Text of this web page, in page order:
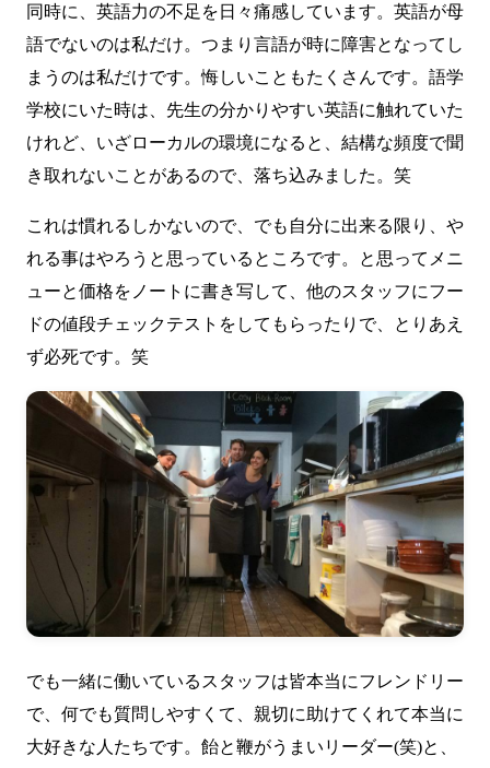
同時に、英語力の不足を日々痛感しています。英語が母
語でないのは私だけ。つまり言語が時に障害となってし
まうのは私だけです。悔しいこともたくさんです。語学
学校にいた時は、先生の分かりやすい英語に触れていた
けれど、いざローカルの環境になると、結構な頻度で聞
き取れないことがあるので、落ち込みました。笑
これは慣れるしかないので、でも自分に出来る限り、や
れる事はやろうと思っているところです。と思ってメニ
ューと価格をノートに書き写して、他のスタッフにフー
ドの値段チェックテストをしてもらったりで、とりあえ
ず必死です。笑
でも一緒に働いているスタッフは皆本当にフレンドリー
で、何でも質問しやすくて、親切に助けてくれて本当に
大好きな人たちです。飴と鞭がうまいリーダー(笑)と、